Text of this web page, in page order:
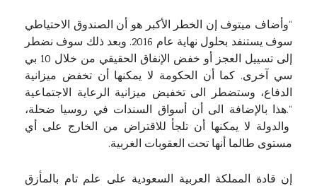
“وأضاف ميتوف إن الخطر الأكبر هو أن الصندوق الاحتياطي
سوف يستنفد بحلول نهاية عام 2016. وبعد ذلك سوف نضطر
إلى تسييل العجز أو خفض الإنفاق الحقيقي من خلال 10 بي
سي آخرى. كما أن الحكومة لا يمكنها أن تخفض ميزانية
الدفاع، وستضطر الى تخفيض ميزانية الرعاية الاجتماعية
“.هذا بالإضافة الى أن أسواق السندات في روسيا ضحلة،
والدولة لا يمكنها أن تلجأ للاقتراض من الخارج على أي
مستوى طالما أنها تحت العقوبات الغربية.
إن قادة المملكة العربية السعودية على علم تام بالمأزق